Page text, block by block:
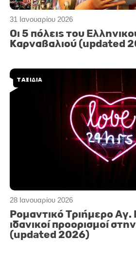
31 Ιανουαρίου 2026
Οι 5 πόλεις του
Καρναβαλιού (updated
28 Ιανουαρίου 2026
ΤΑΞΙΔΙΑ
Ρομαντικό Τριήμερο Αγ.
ιδανικοί προορισμοί
(updated 2026)